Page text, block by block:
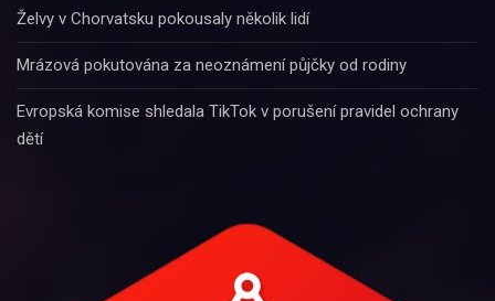
Želvy v Chorvatsku pokousaly několik lidí
Mrázová pokutována za neoznámení půjčky od rodiny
Evropská komise shledala TikTok v porušení pravidel ochrany
dětí